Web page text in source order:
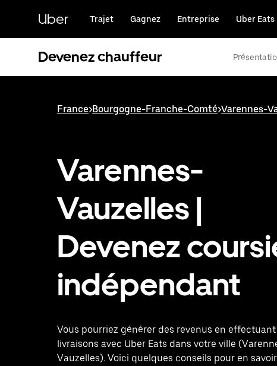
principal
Uber Trajet Gagnez Entreprise Uber Eats
Devenez chauffeur
France>Bourgogne-Franche-Comté>Varennes-
Varennes-
Vauzelles |
Devenez
indépendant
Vous pourriez générer des revenus en effectuant
livraisons avec Uber Eats dans votre ville
Vauzelles). Voici quelques conseils pour en